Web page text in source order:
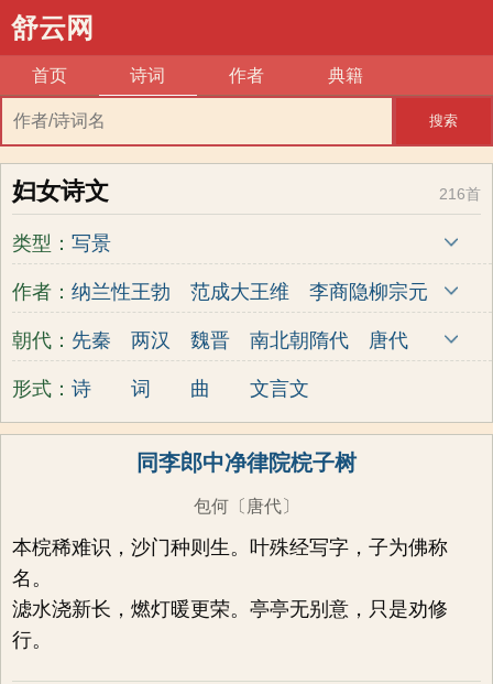
舒云网
首页 诗词 作者 典籍
搜索
妇女诗文 216首
类型： 写景
作者： 纳兰性
德
王勃 范成大王维 李商隐柳宗元
辛弃疾
朝代： 先秦 两汉 魏晋 南北朝 隋代
唐代
五代
宋代 金朝 元代
近现代
形式： 诗 词 曲 文言文
同李郎中净律院梡子树
包何 〔唐代〕
本梡稀难识，沙门种则生。叶殊经写字，子为佛称
名。
滤水浇新长，燃灯暖更荣。亭亭无别意，只是劝修
行。